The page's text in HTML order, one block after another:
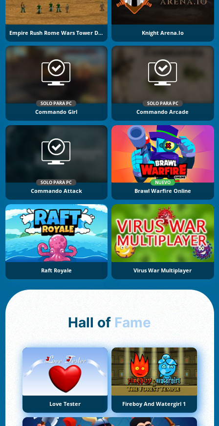
Empire Rush Rome Wars Tower Defense Knight Arena.io
SOLO PARA PC
Commando Girl
SOLO PARA PC
Commando Arcade
SOLO PARA PC
Commando Attack
NUEVO
Brawl Warfire Online
Raft Royale Virus War Multiplayer
Hall of Fame
Love Tester Fireboy And Watergirl 1